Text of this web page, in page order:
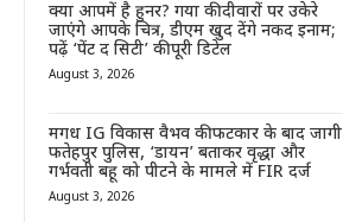
क्या आपमें है हुनर? गया की दीवारों पर उकेरे
जाएंगे आपके चित्र, डीएम खुद देंगे नकद इनाम;
पढ़ें ‘पेंट द सिटी’ की पूरी डिटेल
August 3, 2026
मगध IG विकास वैभव की फटकार के बाद जागी
फतेहपुर पुलिस, ‘डायन’ बताकर वृद्धा और
गर्भवती बहू को पीटने के मामले में FIR दर्ज
August 3, 2026